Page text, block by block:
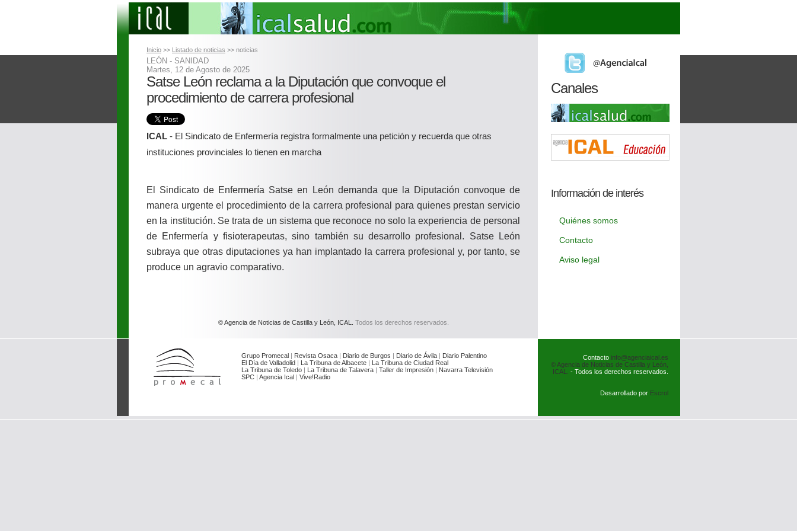
Inicio >> Listado de noticias >> noticias
LEÓN - SANIDAD
Martes, 12 de Agosto de 2025
Satse León reclama a la Diputación que convoque el
procedimiento de carrera profesional
ICAL - El Sindicato de Enfermería registra formalmente una petición y recuerda que otras
instituciones provinciales lo tienen en marcha
El Sindicato de Enfermería Satse en León demanda que la Diputación convoque de
manera urgente el procedimiento de la carrera profesional para quienes prestan servicio
en la institución. Se trata de un sistema que reconoce no solo la experiencia de personal
de Enfermería y fisioterapeutas, sino también su desarrollo profesional. Satse León
subraya que otras diputaciones ya han implantado la carrera profesional y, por tanto, se
produce un agravio comparativo.
© Agencia de Noticias de Castilla y León, ICAL. Todos los derechos reservados.
Canales
Información de interés
Quiénes somos
Contacto
Aviso legal
Grupo Promecal | Revista Osaca | Diario de Burgos | Diario de Ávila | Diario Palentino
El Día de Valladolid | La Tribuna de Albacete | La Tribuna de Ciudad Real
La Tribuna de Toledo | La Tribuna de Talavera | Taller de Impresión | Navarra Televisión
SPC | Agencia Ical | Vive!Radio
Contacto info@agenciaical.es
© Agencia de Noticias de Castilla y León,
ICAL.
- Todos los derechos reservados.
Desarrollado por Escrol